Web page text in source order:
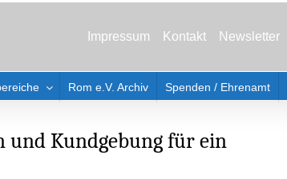
Rom e.V. Archiv Spenden / Ehrenamt
Impressum Kontakt Newsletter
Kundgebung für ein